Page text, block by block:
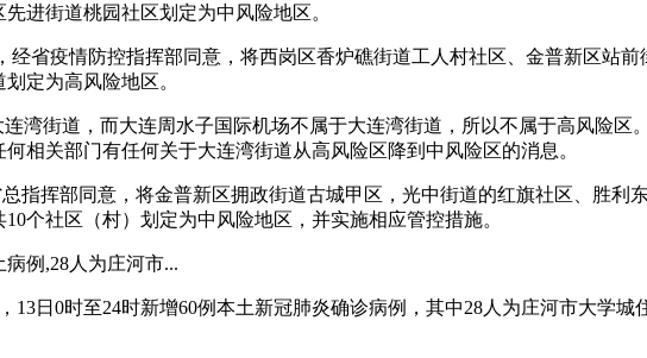
进街道桃园社区划定为中风险地区。
经省疫情防控指挥部同意，将西岗区香炉礁街道工人村社区、金普新区站
定为高风险地区。
湾街道，而大连周水子国际机场不属于大连湾街道，所以不属于高风险
相关部门有任何关于大连湾街道从高风险区降到中风险区的消息。
指挥部同意，将金普新区拥政街道古城甲区，光中街道的红旗社区、胜利
个社区（村）划定为中风险地区，并实施相应管控措施。
例,28人为庄河市...
13日0时至24时新增60例本土新冠肺炎确诊病例，其中28人为庄河市大学